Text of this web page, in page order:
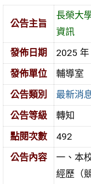
公告主旨
長榮大
資訊
發佈日期
2025 年
發佈單位
輔導室
公告類別
最新消
公告等級
轉知
點閱次數
492
公告內容
一、本
經歷（